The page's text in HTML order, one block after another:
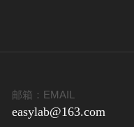
邮箱：EMAIL
easylab@163.com